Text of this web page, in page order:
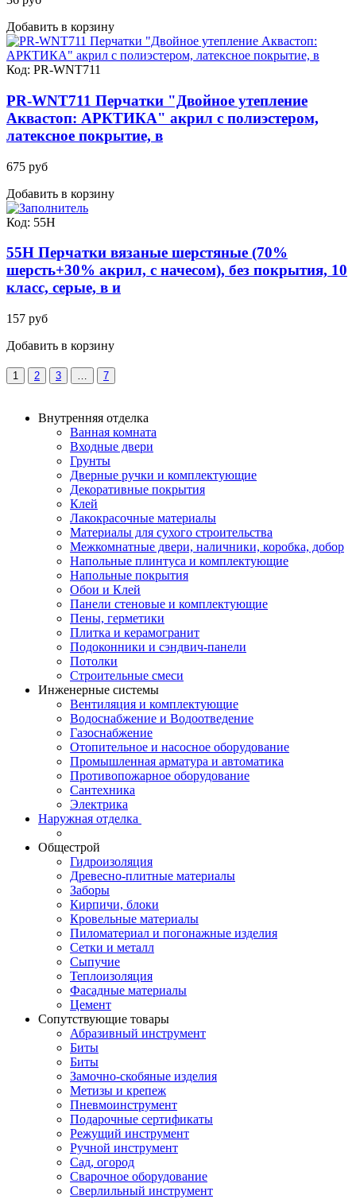
Добавить в корзину
Код: PR-WNT711
PR-WNT711 Перчатки "Двойное утепление
Аквастоп: АРКТИКА" акрил с полиэстером,
латексное покрытие, в
675 руб
Добавить в корзину
Код: 55Н
55Н Перчатки вязаные шерстяные (70%
шерсть+30% акрил, с начесом), без покрытия, 10
класс, серые, в и
157 руб
Добавить в корзину
1 2 3 … 7
Внутренняя отделка
Ванная комната
Входные двери
Грунты
Дверные ручки и комплектующие
Декоративные покрытия
Клей
Лакокрасочные материалы
Материалы для сухого строительства
Межкомнатные двери, наличники, коробка, добор
Напольные плинтуса и комплектующие
Напольные покрытия
Обои и Клей
Панели стеновые и комплектующие
Пены, герметики
Плитка и керамогранит
Подоконники и сэндвич-панели
Потолки
Строительные смеси
Инженерные системы
Вентиляция и комплектующие
Водоснабжение и Водоотведение
Газоснабжение
Отопительное и насосное оборудование
Промышленная арматура и автоматика
Противопожарное оборудование
Сантехника
Электрика
Наружная отделка
Общестрой
Гидроизоляция
Древесно-плитные материалы
Заборы
Кирпичи, блоки
Кровельные материалы
Пиломатериал и погонажные изделия
Сетки и металл
Сыпучие
Теплоизоляция
Фасадные материалы
Цемент
Сопутствующие товары
Абразивный инструмент
Биты
Биты
Замочно-скобяные изделия
Метизы и крепеж
Пневмоинструмент
Подарочные сертификаты
Режущий инструмент
Ручной инструмент
Сад, огород
Сварочное оборудование
Сверлильный инструмент